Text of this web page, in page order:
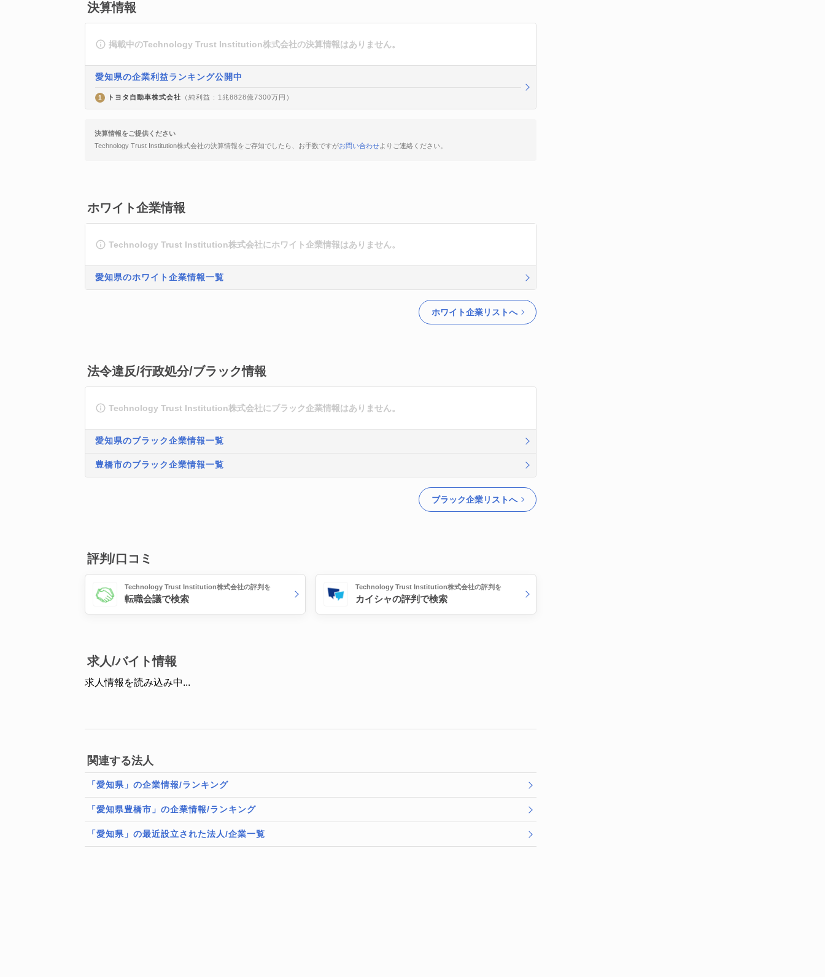
決算情報
掲載中のTechnology Trust Institution株式会社の決算情報はありません。
愛知県の企業利益ランキング公開中
1 トヨタ自動車株式会社 （純利益 : 1兆8828億7300万円）
決算情報をご提供ください
Technology Trust Institution株式会社の決算情報をご存知でしたら、お手数ですがお問い合わせよりご連絡ください。
ホワイト企業情報
Technology Trust Institution株式会社にホワイト企業情報はありません。
愛知県のホワイト企業情報一覧
ホワイト企業リストへ
法令違反/行政処分/ブラック情報
Technology Trust Institution株式会社にブラック企業情報はありません。
愛知県のブラック企業情報一覧
豊橋市のブラック企業情報一覧
ブラック企業リストへ
評判/口コミ
Technology Trust Institution株式会社の評判を
転職会議で検索
Technology Trust Institution株式会社の評判を
カイシャの評判で検索
求人/バイト情報
求人情報を読み込み中...
関連する法人
「愛知県」の企業情報/ランキング
「愛知県豊橋市」の企業情報/ランキング
「愛知県」の最近設立された法人/企業一覧